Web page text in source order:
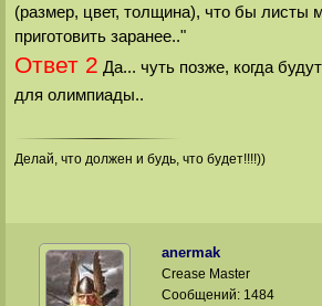
(размер, цвет, толщина), что бы листы
приготовить заранее.."
Ответ 2 Да... чуть позже, когда
для олимпиады..
Делай, что должен и будь, что будет!!!!))
anermak
Crease Master
Сообщений: 1484